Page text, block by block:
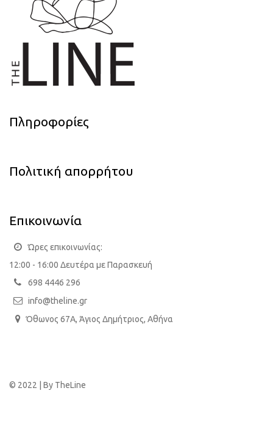
Πληροφορίες
Πολιτική απορρήτου
Επικοινωνία
Ώρες επικοινωνίας:
12:00 - 16:00 Δευτέρα με Παρασκευή
698 4446 296
info@theline.gr
Όθωνος 67Α, Άγιος Δημήτριος, Αθήνα
© 2022 | By TheLine